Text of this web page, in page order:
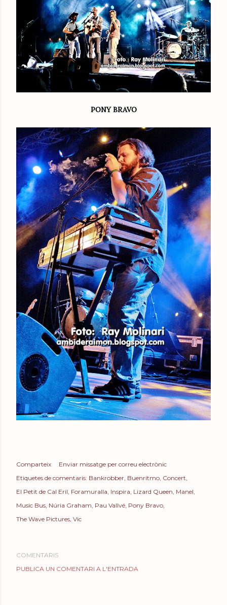
PONY BRAVO
Comparteix
Enviar missatge per correu electrònic
Etiquetes de comentaris: Bankrobber Buenritmo Concert
El Petit de Cal Eril Foramuralla Inspira Lizard Queen Manel
Music Bus Núria Graham Pau Vallvé Pony Bravo
The Wave Pictures Vic
COMENTARIS
PUBLICA UN COMENTARI A L'ENTRADA